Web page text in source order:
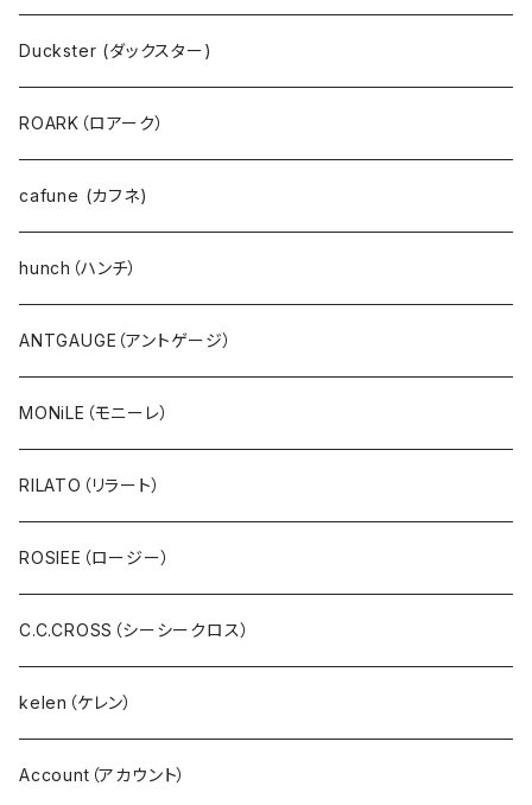
パーカ・フード
サーマル・ワッフル
カーディガン
ニット
アウター・ダウン・コート
ジャケット・ブルゾン・羽織
ベスト・ダウンベスト
スウェット・パイル・フリース
ボア・フリース
パンツ・ジーンズ･ショートパンツ
デニム
C.C.CROSS（シーシークロス）
ROSIEE（ロージー）
go slow caravan（ゴースローキャラバン）
NANGA（ナンガ）
CYNICAL（シニカル）
hunch（ハンチ）
INDIMARK（インディーマーク）
U.M.I(ユーエムアイ)
Spoom（スプーム）
０８Mab（ゼロハチマブ）
FONTANA GRANDE（フォンタナグランデ）
Duckster (ダックスター)
ROARK（ロアーク）
cafune (カフネ)
hunch（ハンチ）
ANTGAUGE（アントゲージ）
MONiLE（モニーレ）
RILATO（リラート）
ROSIEE（ロージー）
C.C.CROSS（シーシークロス）
kelen（ケレン）
Account（アカウント）